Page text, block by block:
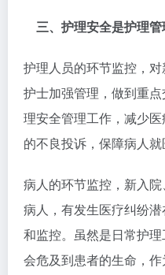
三、护理安全是护理
护理人员的环节监控，
护士加强管理，做到重
理安全管理工作，减少
的不良投诉，保障病人就
病人的环节监控，新入
病人，有发生医疗纠纷
和监控。虽然是日常护
会危及到患者的生命，